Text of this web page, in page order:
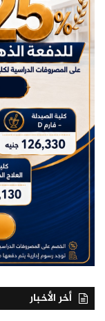
أخر الأخبار